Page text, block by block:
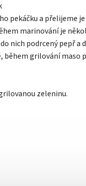
pekáčku a přelijeme
marinování je
nich podrcený pepř a
během grilování maso
zeleninu.